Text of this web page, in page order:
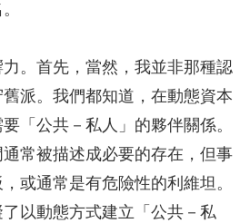
。首先，當然，我並非那種認
派。我們都知道，在動態資本
「公共－私人」的夥伴關係。
常被描述成必要的存在，但事
或通常是有危險性的利維坦。
以動態方式建立「公共－私